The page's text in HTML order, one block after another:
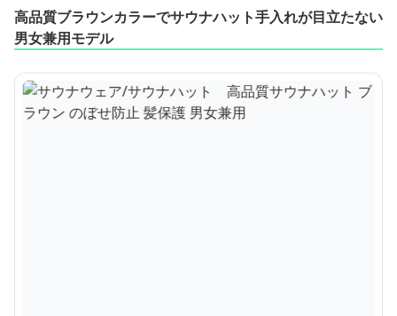
高品質ブラウンカラーでサウナハット手入れが目立たない
男女兼用モデル